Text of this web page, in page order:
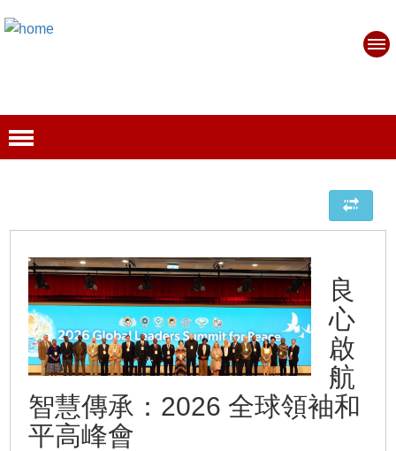
良
心
啟
航
智慧傳承：2026 全球領袖和
平高峰會